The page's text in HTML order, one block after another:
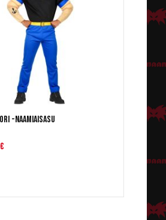
-naamiaisasu